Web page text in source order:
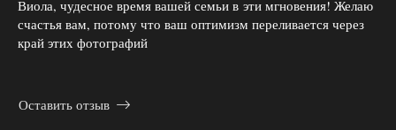
Виола, чудесное время вашей семьи в эти мгновения! Желаю
счастья вам, потому что ваш оптимизм переливается через
край этих фотографий
Оставить отзыв